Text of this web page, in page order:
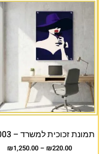
תמונת זכוכית למשרד – AU-003
₪220.00
–
₪1,250.00